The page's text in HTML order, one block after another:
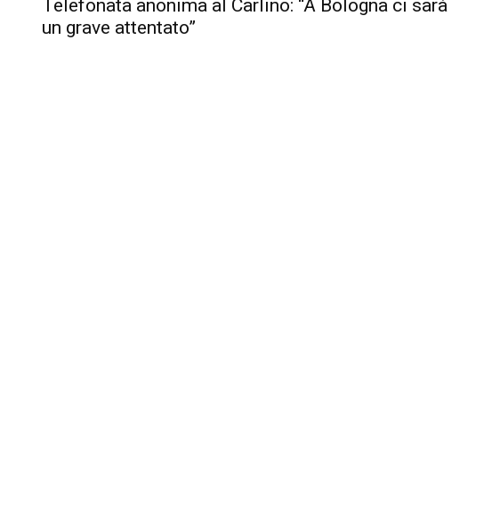
Telefonata anonima al Carlino: “A Bologna ci sarà
un grave attentato”